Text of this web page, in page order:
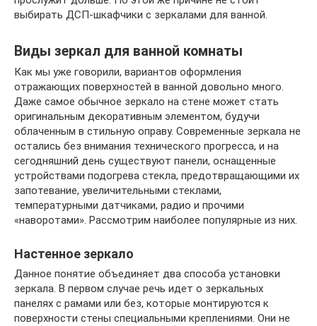
выбирать ДСП-шкафчики с зеркалами для ванной.
Виды зеркал для ванной комнаты
Как мы уже говорили, вариантов оформления
отражающих поверхностей в ванной довольно много.
Даже самое обычное зеркало на стене может стать
оригинальным декоративным элементом, будучи
облаченным в стильную оправу. Современные зеркала не
остались без внимания технического прогресса, и на
сегодняшний день существуют панели, оснащенные
устройствами подогрева стекла, предотвращающими их
запотевание, увеличительными стеклами,
температурными датчиками, радио и прочими
«наворотами». Рассмотрим наиболее популярные из них.
Настенное зеркало
Данное понятие объединяет два способа установки
зеркала. В первом случае речь идет о зеркальных
панелях с рамами или без, которые монтируются к
поверхности стены специальными креплениями. Они не